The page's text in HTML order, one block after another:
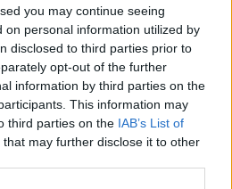
you may continue seeing
on personal information utilized by
disclosed to third parties prior to
opt-out of the further
information by third parties on the
This information may
third parties on the IAB’s List of
that may further disclose it to other
akit nem védett meg senki –
története
Gyilkosság a Garda-tónál 12.